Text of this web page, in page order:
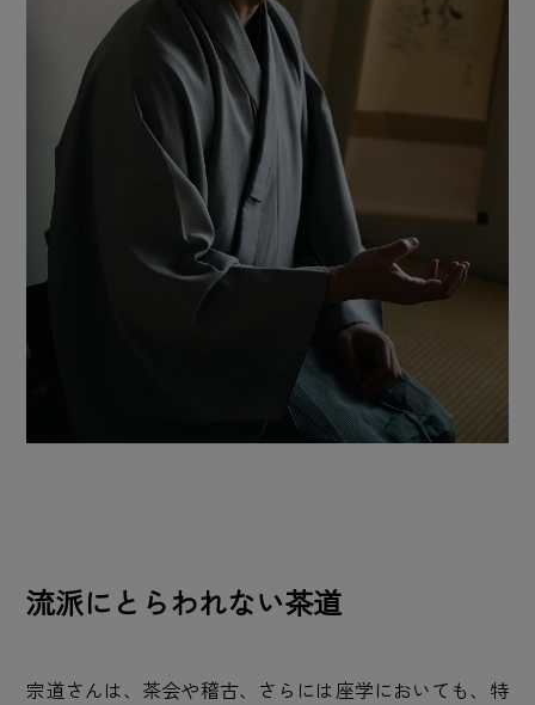
流派にとらわれない茶道
宗道さんは、茶会や稽古、さらには座学においても、特